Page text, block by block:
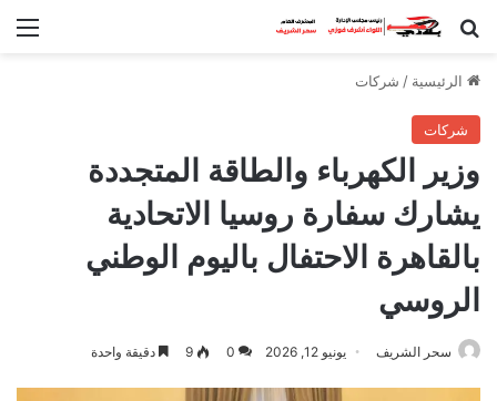
بحث عن
الرئيسية / شركات
شركات
وزير الكهرباء والطاقة المتجددة
يشارك سفارة روسيا الاتحادية
بالقاهرة الاحتفال باليوم الوطني
الروسي
سحر الشريف يونيو 12, 2026 0
9 دقيقة واحدة